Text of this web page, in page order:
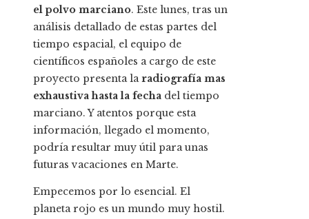
el polvo marciano. Este lunes, tras un
análisis detallado de estas partes del
tiempo espacial, el equipo de
científicos españoles a cargo de este
proyecto presenta laradiografía mas
exhaustiva hasta la fecha del tiempo
marciano. Y atentos porque esta
información, llegado el momento,
podría resultar muy útil para unas
futuras vacaciones en Marte.
Empecemos por lo esencial. El
planeta rojo es un mundo muy hostil.